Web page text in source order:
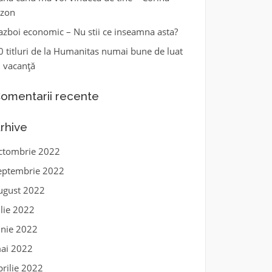
economic – Nu stii ce inseamna asta?
titluri de la Humanitas numai bune de luat
vacanță
recente
2022
2022
2022
2022
2022
2022
2022